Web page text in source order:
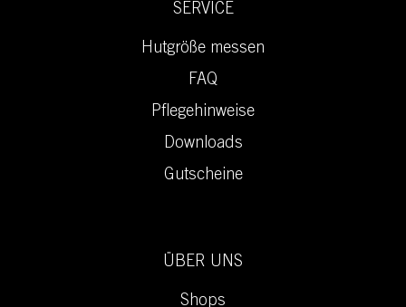
SERVICE
Hutgröße messen
FAQ
Pflegehinweise
Downloads
Gutscheine
ÜBER UNS
Shops